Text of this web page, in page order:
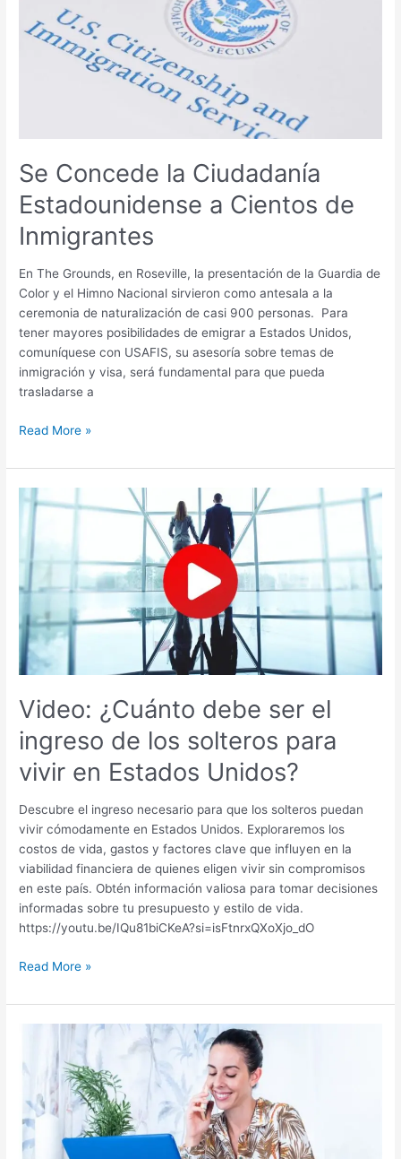
Se Concede la Ciudadanía
Estadounidense a Cientos de
Inmigrantes
En The Grounds, en Roseville, la presentación de la Guardia de
Color y el Himno Nacional sirvieron como antesala a la
ceremonia de naturalización de casi 900 personas. Para
tener mayores posibilidades de emigrar a Estados Unidos,
comuníquese con USAFIS, su asesoría sobre temas de
inmigración y visa, será fundamental para que pueda
trasladarse a
Ciudadanía
Estadounidense
Read More »
Video: ¿Cuánto debe ser el
ingreso de los solteros para
vivir en Estados Unidos?
Descubre el ingreso necesario para que los solteros puedan
vivir cómodamente en Estados Unidos. Exploraremos los
costos de vida, gastos y factores clave que influyen en la
viabilidad financiera de quienes eligen vivir sin compromisos
en este país. Obtén información valiosa para tomar decisiones
informadas sobre tu presupuesto y estilo de vida.
https://youtu.be/IQu81biCKeA?si=isFtnrxQXoXjo_dO
Video:
¿Cuánto
ser
ingreso
de
los
solteros
para
en
Estados
Unidos?
Read More »
Economía
Generó
187.000
Empleos
en
Estados